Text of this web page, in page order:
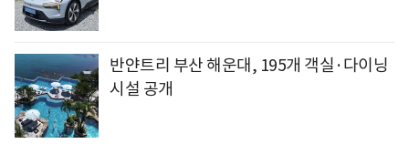
반얀트리 부산 해운대, 195개 객실·다이닝
시설 공개